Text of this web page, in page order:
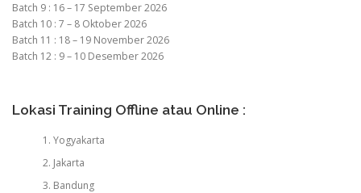
Batch 9 : 16 – 17 September 2026
Batch 10 : 7 – 8 Oktober 2026
Batch 11 : 18 – 19 November 2026
Batch 12 : 9 – 10 Desember 2026
Lokasi Training Offline atau Online :
Yogyakarta
Jakarta
Bandung